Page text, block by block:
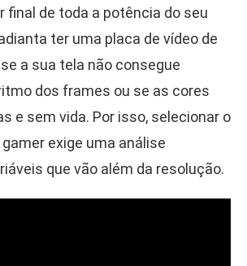
final de toda a potência do seu
ter uma placa de vídeo de
a sua tela não consegue
dos frames ou se as cores
e sem vida. Por isso, selecionar o
exige uma análise
que vão além da resolução.